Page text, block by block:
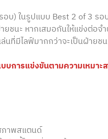
) ในรูปแบบ Best 2 of 3 รอ
ชนะ หากเสมอกันให้แข่งต่อจ
ที่มีไลฟ์มากกว่าจะเป็นฝ่ายชน
การแข่งขันตามความเหมา
ภาพสแตนด์